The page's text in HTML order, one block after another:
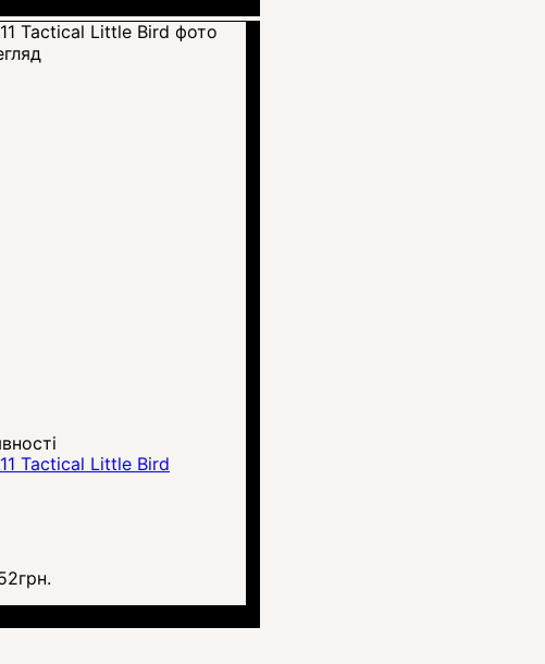
Tactical Little Bird
грн.